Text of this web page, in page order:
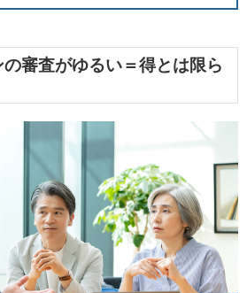
審査がゆるい＝得とは限ら